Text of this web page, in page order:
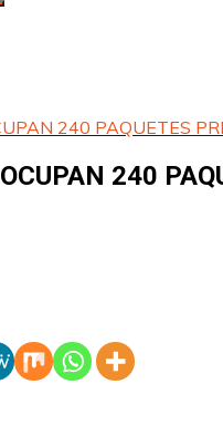
240 PAQUETES
240